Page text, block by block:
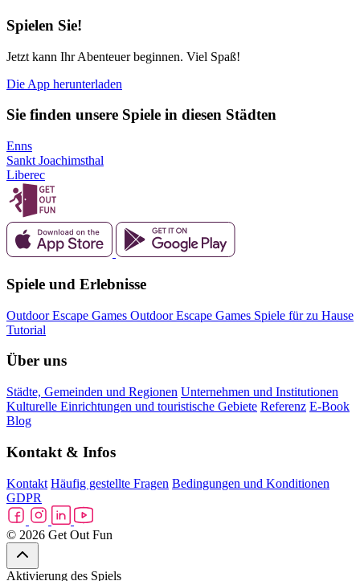
Spielen Sie!
Jetzt kann Ihr Abenteuer beginnen. Viel Spaß!
Die App herunterladen
Sie finden unsere Spiele in diesen Städten
Enns
Sankt Joachimsthal
Liberec
Spiele und Erlebnisse
Outdoor Escape Games Outdoor Escape Games Spiele für zu Hause
Tutorial
Über uns
Städte, Gemeinden und Regionen Unternehmen und Institutionen
Kulturelle Einrichtungen und touristische Gebiete Referenz E-Book
Blog
Kontakt & Infos
Kontakt Häufig gestellte Fragen Bedingungen und Konditionen
GDPR
© 2026 Get Out Fun
Aktivierung des Spiels